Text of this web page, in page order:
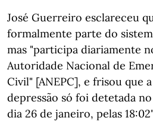
José Guerreiro esclareceu
formalmente parte do
mas "participa diariamente
Autoridade Nacional de
Civil" [ANEPC], e frisou que
depressão só foi detetada
dia 26 de janeiro, pelas